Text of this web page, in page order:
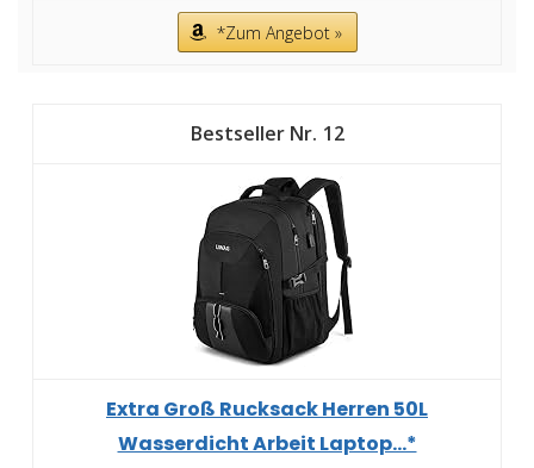
*Zum Angebot »
12
Extra Groß Rucksack Herren 50L
Wasserdicht Arbeit Laptop...*